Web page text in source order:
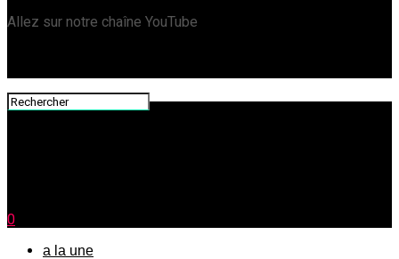
Allez sur notre chaîne YouTube
0
a la une